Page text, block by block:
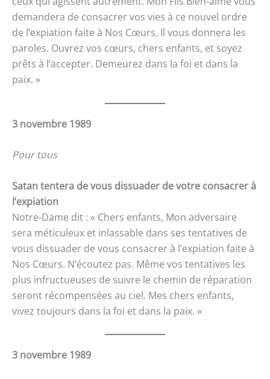
demandera de consacrer vos vies à ce nouvel ordre
de l’expiation faite à Nos Cœurs. Il vous donnera les
paroles. Ouvrez vos cœurs, chers enfants, et soyez
prêts à l’accepter. Demeurez dans la foi et dans la
paix. »
3 novembre 1989
Pour tous
Satan tentera de vous dissuader de votre consacrer à
l’expiation
Notre-Dame dit : « Chers enfants, Mon adversaire
sera méticuleux et inlassable dans ses tentatives de
vous dissuader de vous consacrer à l’expiation faite à
Nos Cœurs. N’écoutez pas. Même vos tentatives les
plus infructueuses de suivre le chemin de réparation
seront récompensées au ciel. Mes chers enfants,
vivez toujours dans la foi et dans la paix. »
3 novembre 1989